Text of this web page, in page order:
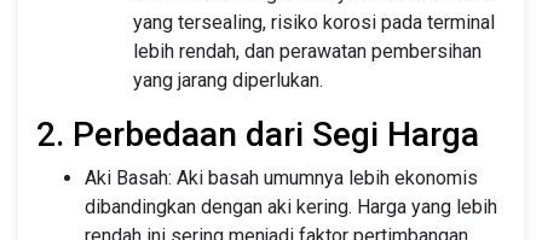
yang tersealing, risiko korosi pada terminal
lebih rendah, dan perawatan pembersihan
yang jarang diperlukan.
2. Perbedaan dari Segi Harga
Aki Basah: Aki basah umumnya lebih ekonomis
dibandingkan dengan aki kering. Harga yang lebih